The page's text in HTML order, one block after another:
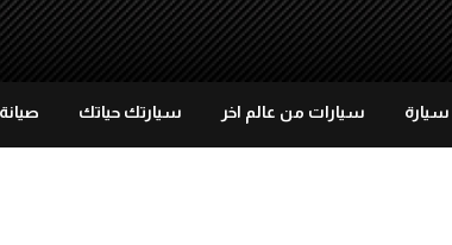
سيارات من عالم اخر سيارتك حياتك